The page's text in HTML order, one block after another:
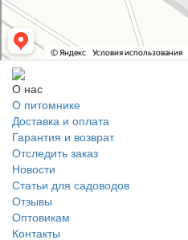
О нас
О питомнике
Доставка и оплата
Гарантия и возврат
Отследить заказ
Новости
Статьи для садоводов
Отзывы
Оптовикам
Контакты